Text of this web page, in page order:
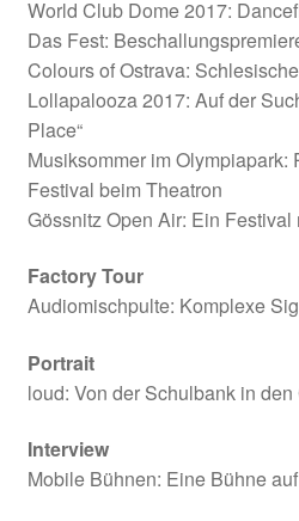
World Club Dome 2017:
Das Fest:
Colours of Ostrava:
Lollapalooza 2017: Auf der
Place“
Musiksommer im Olympiapark:
Festival beim Theatron
Gössnitz Open Air: Ein Festival
Factory Tour
Audiomischpulte: Komplexe
Portrait
loud: Von der Schulbank in
Interview
Mobile Bühnen: Eine Bühne